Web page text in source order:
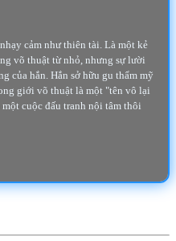
cảm như thiên tài. Là một kẻ
võ thuật từ nhỏ, nhưng sự lười
của hắn. Hắn sở hữu gu thẩm mỹ
giới võ thuật là một "tên vô lại
cuộc đấu tranh nội tâm thôi